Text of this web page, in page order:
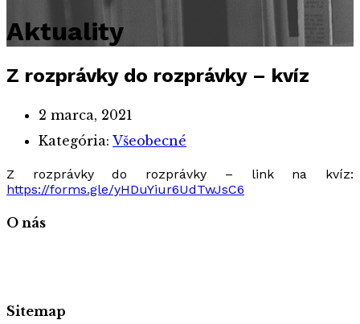
Aktuality
Z rozprávky do rozprávky – kvíz
2 marca, 2021
Kategória: Všeobecné
Z rozprávky do rozprávky – link na kvíz:
https://forms.gle/yHDuYiur6UdTwJsC6
O nás
Sitemap